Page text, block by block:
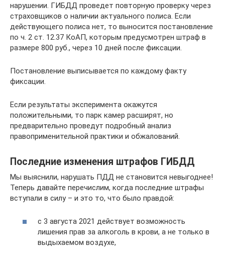
нарушении. ГИБДД проведет повторную проверку через
страховщиков о наличии актуального полиса. Если
действующего полиса нет, то выносится постановление
по ч. 2 ст. 12.37 КоАП, которым предусмотрен штраф в
размере 800 руб., через 10 дней после фиксации.
Постановление выписывается по каждому факту
фиксации.
Если результаты эксперимента окажутся
положительными, то парк камер расширят, но
предварительно проведут подробный анализ
правоприменительной практики и обжалований.
Последние изменения штрафов ГИБДД
Мы выяснили, нарушать ПДД не становится невыгоднее!
Теперь давайте перечислим, когда последние штрафы
вступали в силу – и это то, что было правдой:
с 3 августа 2021 действует возможность
лишения прав за алкоголь в крови, а не только в
выдыхаемом воздухе,